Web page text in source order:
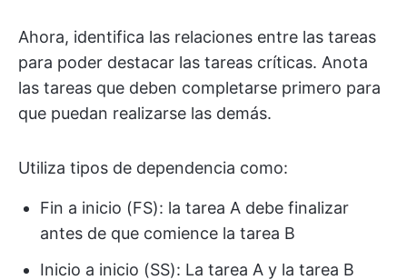
Ahora, identifica las relaciones entre las tareas
para poder destacar las tareas críticas. Anota
las tareas que deben completarse primero para
que puedan realizarse las demás.
Utiliza tipos de dependencia como:
Fin a inicio (FS): la tarea A debe finalizar
antes de que comience la tarea B
Inicio a inicio (SS): La tarea A y la tarea B